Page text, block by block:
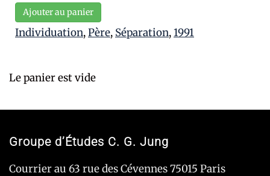
Ajouter au panier
Individuation,Père, Séparation,1991
Le panier est vide
Groupe d’Études C. G. Jung
Courrier au 63 rue des Cévennes 75015 Paris